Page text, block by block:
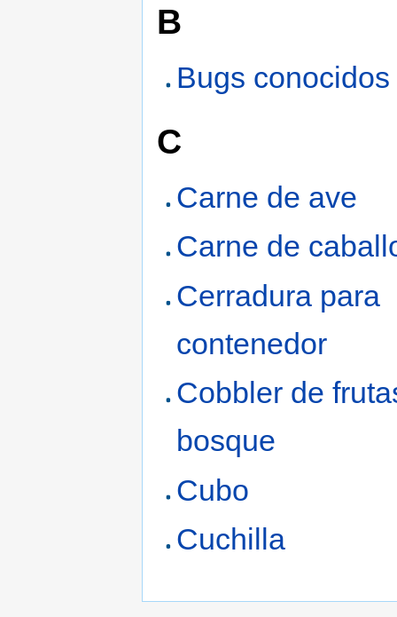
B
Bugs conocidos
C
Carne de ave
Carne de
Cerradura para
contenedor
Cobbler de
bosque
Cubo
Cuchilla